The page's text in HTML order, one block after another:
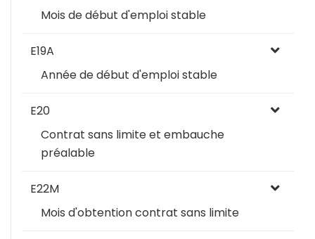
Mois de début d'emploi stable
E19A
Année de début d'emploi stable
E20
Contrat sans limite et embauche
préalable
E22M
Mois d'obtention contrat sans limite